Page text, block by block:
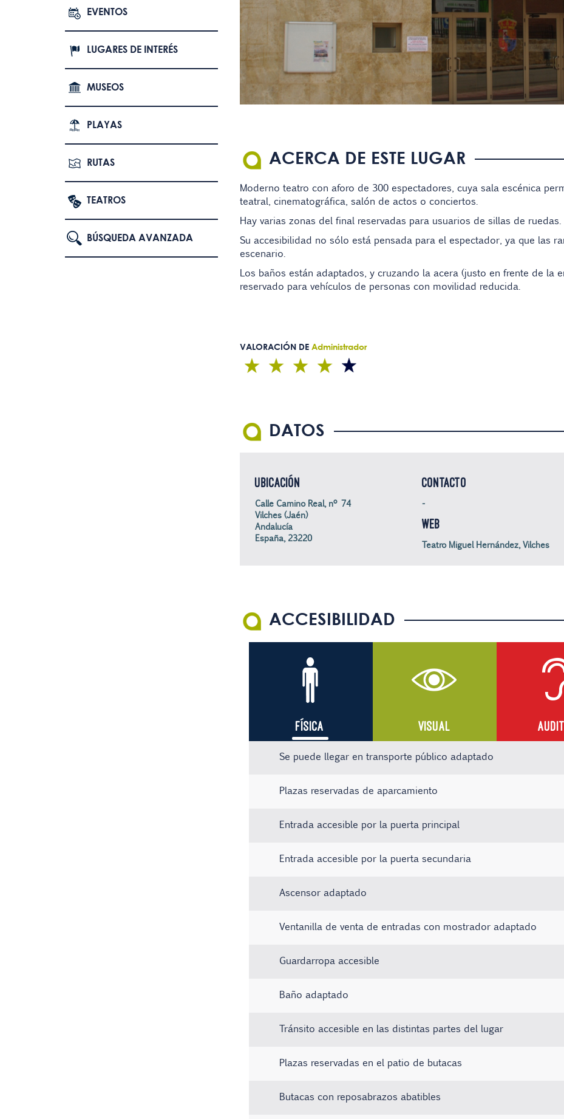
EVENTOS
LUGARES DE INTERÉS
MUSEOS
PLAYAS
RUTAS
TEATROS
BÚSQUEDA AVANZADA
ACERCA DE ESTE LUGAR
Moderno teatro con aforo de 300 espectadores, cuya sala escénica
teatral, cinematográfica, salón de actos o conciertos.
Hay varias zonas del final reservadas para usuarios de sillas de ruedas.
Su accesibilidad no sólo está pensada para el espectador, ya que las
escenario.
Los baños están adaptados, y cruzando la acera (justo en frente de la
reservado para vehículos de personas con movilidad reducida.
VALORACIÓN DE Administrador
DATOS
UBICACIÓN
Calle Camino Real, nº 74
Vilches (Jaén)
Andalucía
España, 23220
CONTACTO
-
WEB
Teatro Miguel Hernández, Vilches
ACCESIBILIDAD
FÍSICA VISUAL
Se puede llegar en transporte público adaptado
Plazas reservadas de aparcamiento
Entrada accesible por la puerta principal
Entrada accesible por la puerta secundaria
Ascensor adaptado
Ventanilla de venta de entradas con mostrador adaptado
Guardarropa accesible
Baño adaptado
Tránsito accesible en las distintas partes del lugar
Plazas reservadas en el patio de butacas
Butacas con reposabrazos abatibles